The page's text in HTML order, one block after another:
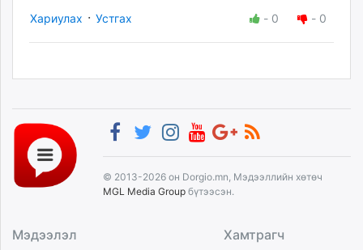
Хариулах · Устгах - 0 - 0
© 2013-2026 он Dorgio.mn, Мэдээллийн хөтөч
MGL Media Group бүтээсэн.
Мэдээлэл Хамтрагч